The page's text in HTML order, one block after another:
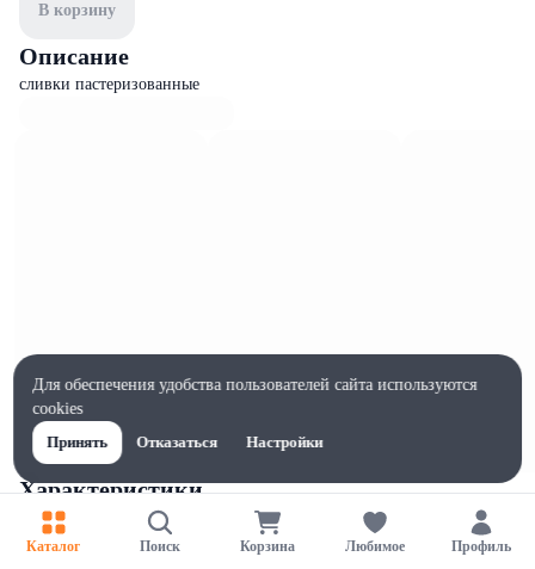
В корзину
Описание
сливки пастеризованные
Характеристики
Жиры на 100г, г
82.5
Каталог Поиск Корзина Любимое Профиль
Для обеспечения удобства пользователей сайта используются
cookies
Принять
Отказаться Настройки